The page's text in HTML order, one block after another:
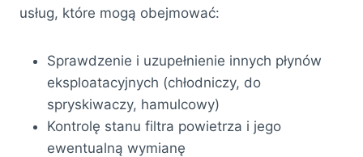
usług, które mogą obejmować:
Sprawdzenie i uzupełnienie innych płynów
eksploatacyjnych (chłodniczy, do
spryskiwaczy, hamulcowy)
Kontrolę stanu filtra powietrza i jego
ewentualną wymianę